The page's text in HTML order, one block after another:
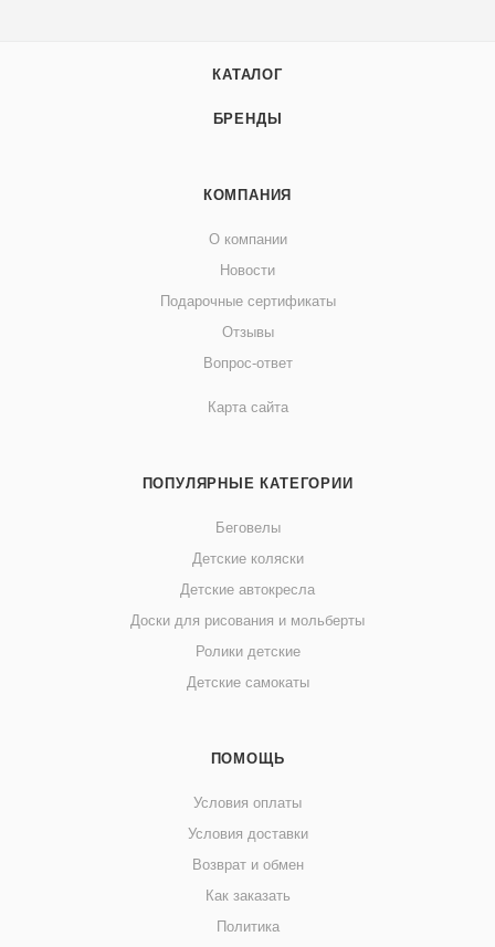
КАТАЛОГ
БРЕНДЫ
КОМПАНИЯ
О компании
Новости
Подарочные сертификаты
Отзывы
Вопрос-ответ
Карта сайта
ПОПУЛЯРНЫЕ КАТЕГОРИИ
Беговелы
Детские коляски
Детские автокресла
Доски для рисования и мольберты
Ролики детские
Детские самокаты
ПОМОЩЬ
Условия оплаты
Условия доставки
Возврат и обмен
Как заказать
Политика